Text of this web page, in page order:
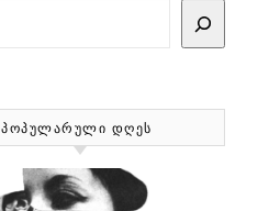
ᲞᲝᲞᲣᲚᲐᲠᲣᲚᲘ ᲓᲦᲔᲡ